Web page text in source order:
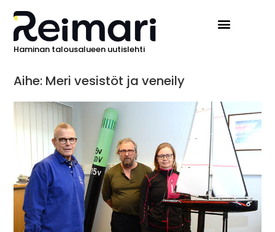
Haminan talousalueen uutislehti
Aihe: Meri vesistöt ja veneily